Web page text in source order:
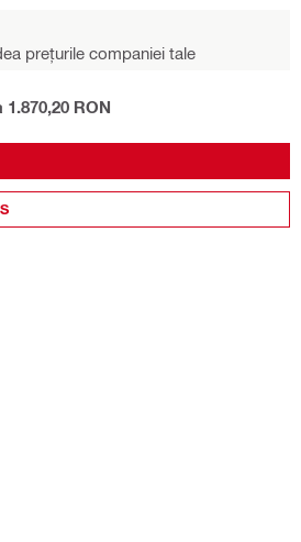
prețurile companiei tale
1.870,20 RON